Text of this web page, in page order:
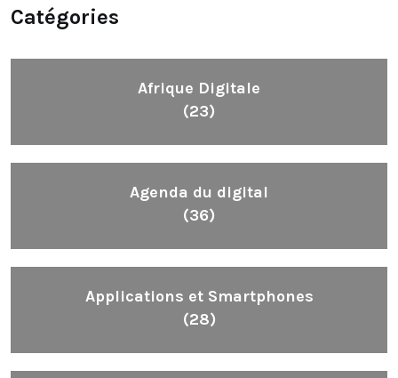
Catégories
Afrique Digitale
(23)
Agenda du digital
(36)
Applications et Smartphones
(28)